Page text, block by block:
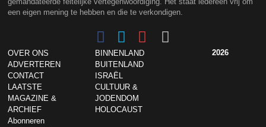
een eigen mening te hebben en die te verkondigen.
OVER ONS
ADVERTEREN
CONTACT
LAATSTE
MAGAZINE &
ARCHIEF
Abonneren
BINNENLAND
BUITENLAND
ISRAËL
CULTUUR &
JODENDOM
HOLOCAUST
2026